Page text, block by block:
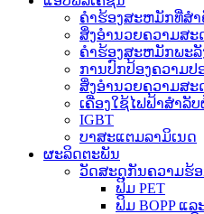
ຄໍາຮ້ອງສະຫມັກທີ່ສໍ
ສິ່ງອຳນວຍຄວາມສະ
ຄໍາຮ້ອງສະຫມັກພະລັ
ການປົກປ້ອງຄວາມປ
ສິ່ງອຳນວຍຄວາມສະ
ເຄື່ອງໃຊ້ໄຟຟ້າສຳລັ
IGBT
ບາສະແຕມລາມິເນດ
ຜະລິດຕະພັນ
ວັດສະດຸກັນຄວາມຮ້
ຟິມ PET
ຟິມ BOPP ແ